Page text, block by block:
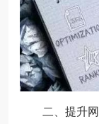
二、提升网